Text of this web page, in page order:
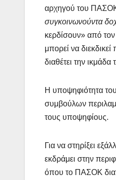
αρχηγού του ΠΑΣΟΚ
συγκοινωνούντα
κερδίσουν» από τον
μπορεί να
διαθέτει την
Η υποψηφιότητα
συμβούλων
τους υποψηφίους.
Για να στηρίξει
εκδράμει στην
όπου το ΠΑΣΟΚ